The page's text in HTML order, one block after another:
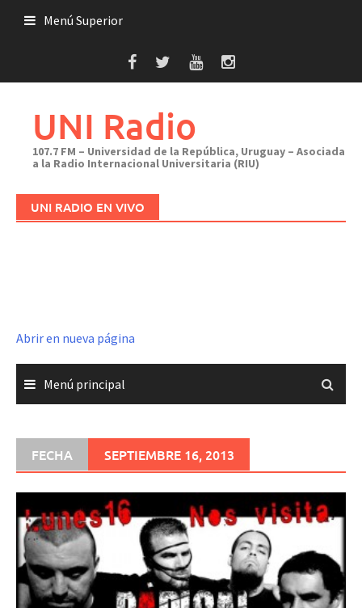
Menú Superior
UNI Radio
107.7 FM – Universidad de la República, Uruguay – Asociada
a la Radio Internacional Universitaria (RIU)
UNI RADIO EN VIVO
Abrir en nueva página
Menú principal
FECHA SEPTIEMBRE 16, 2013